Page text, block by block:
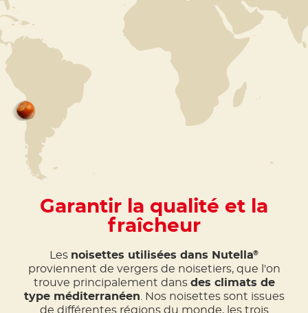
Garantir la qualité et la
fraîcheur
Les noisettes utilisées dans Nutella®
proviennent de vergers de noisetiers, que l'on
trouve principalement dans des climats de
type méditerranéen . Nos noisettes sont issues
de différentes régions du monde, les trois